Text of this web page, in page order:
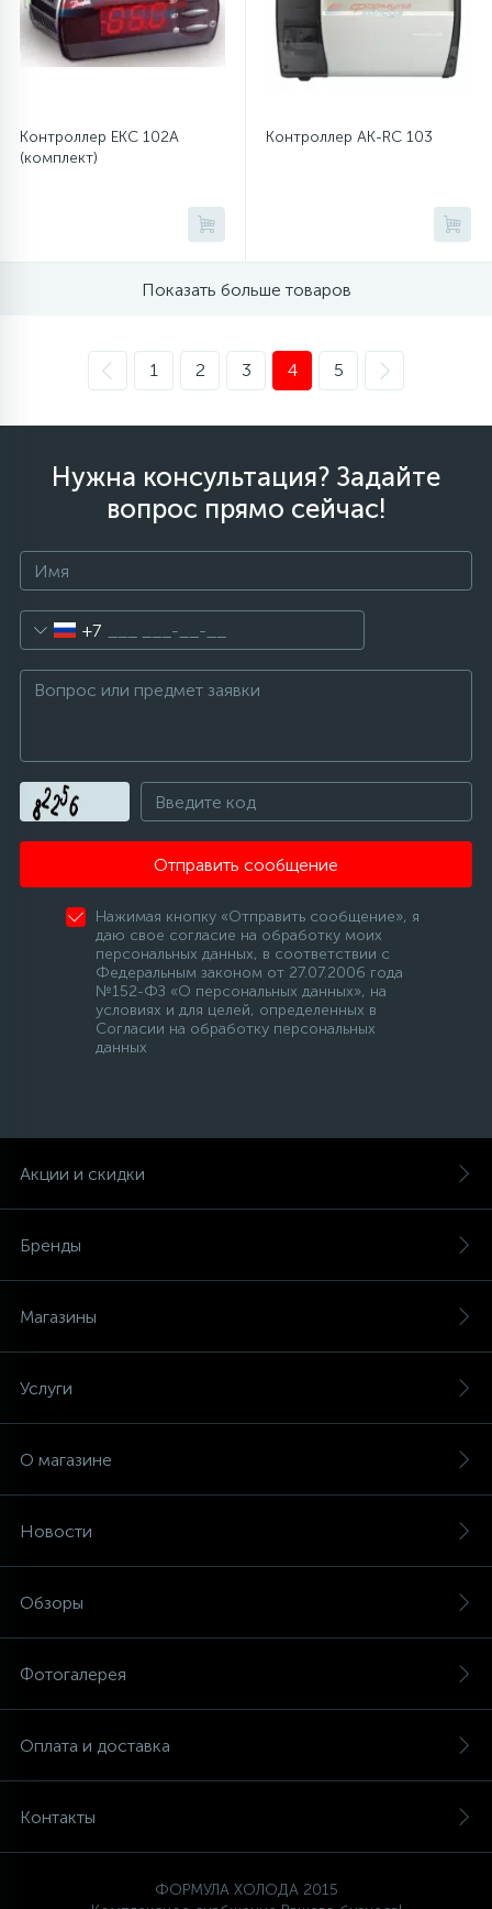
Контроллер EKC 102A
(комплект)
Контроллер AK-RC 103
Показать больше товаров
1 2 3 4 5
Нужна консультация? Задайте
вопрос прямо сейчас!
+7
Отправить сообщение
Нажимая кнопку «Отправить сообщение», я
даю свое согласие на обработку моих
персональных данных, в соответствии с
Федеральным законом от 27.07.2006 года
№152-ФЗ «О персональных данных», на
условиях и для целей, определенных в
Согласии на обработку персональных
данных
Акции и скидки
Бренды
Магазины
Услуги
О магазине
Новости
Обзоры
Фотогалерея
Оплата и доставка
Контакты
ФОРМУЛА ХОЛОДА 2015